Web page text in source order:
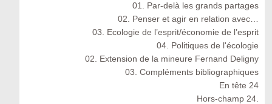
01. Par-delà les grands partages
02. Penser et agir en relation avec…
03. Ecologie de l’esprit/économie de l’esprit
04. Politiques de l'écologie
02. Extension de la mineure Fernand Deligny
03. Compléments bibliographiques
En tête 24
Hors-champ 24.